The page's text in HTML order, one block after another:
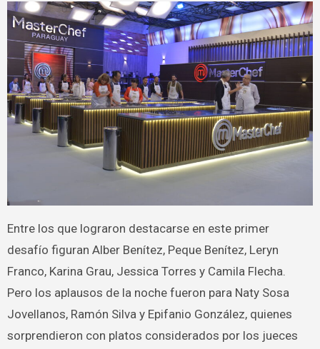
Entre los que lograron destacarse en este primer
desafío figuran Alber Benítez, Peque Benítez, Leryn
Franco, Karina Grau, Jessica Torres y Camila Flecha.
Pero los aplausos de la noche fueron para Naty Sosa
Jovellanos, Ramón Silva y Epifanio González, quienes
sorprendieron con platos considerados por los jueces